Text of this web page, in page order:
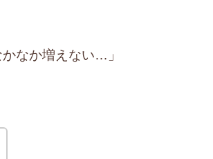
なか増えない…」